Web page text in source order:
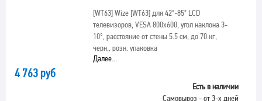
[WT63]Wize [WT63] для 42"-85" LCD
телевизоров, VESA 800x600, угол наклона 3-
10°, расстояние от стены 5.5 см, до 70 кг,
черн., розн. упаковка
Далее...
4 763 руб
Есть в наличии
Самовывоз - от 3-х дней